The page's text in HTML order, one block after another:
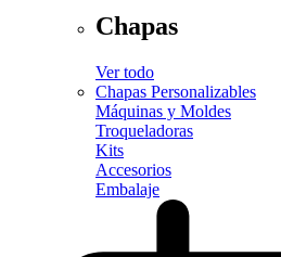
Chapas
Ver todo
Chapas Personalizables
Máquinas y Moldes
Troqueladoras
Kits
Accesorios
Embalaje